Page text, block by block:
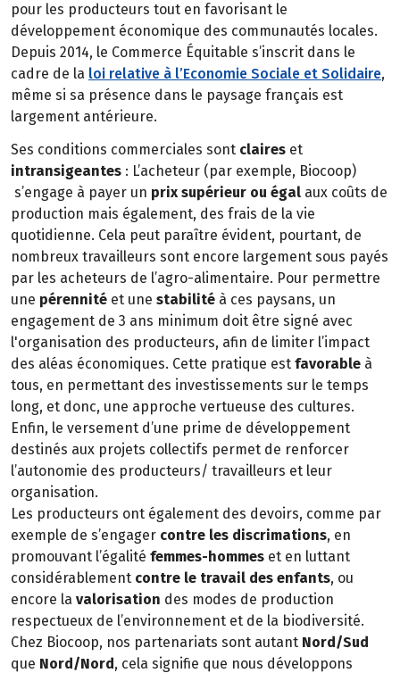
pour les producteurs tout en favorisant le
développement économique des communautés locales.
Depuis 2014, le Commerce Équitable s’inscrit dans le
cadre de la loi relative à l’Economie Sociale et Solidaire,
même si sa présence dans le paysage français est
largement antérieure.
Ses conditions commerciales sont claires et
intransigeantes : L’acheteur (par exemple, Biocoop)
s’engage à payer un prix supérieur ou égal aux coûts de
production mais également, des frais de la vie
quotidienne. Cela peut paraître évident, pourtant, de
nombreux travailleurs sont encore largement sous payés
par les acheteurs de l’agro-alimentaire. Pour permettre
une pérennité et une stabilité à ces paysans, un
engagement de 3 ans minimum doit être signé avec
l'organisation des producteurs, afin de limiter l’impact
des aléas économiques. Cette pratique est favorable à
tous, en permettant des investissements sur le temps
long, et donc, une approche vertueuse des cultures.
Enfin, le versement d’une prime de développement
destinés aux projets collectifs permet de renforcer
l’autonomie des producteurs/ travailleurs et leur
organisation.
Les producteurs ont également des devoirs, comme par
exemple de s’engager contre les discrimations, en
promouvant l’égalité femmes-hommes et en luttant
considérablement contre le travail des enfants, ou
encore la valorisation des modes de production
respectueux de l’environnement et de la biodiversité.
Chez Biocoop, nos partenariats sont autant Nord/Sud
que Nord/Nord, cela signifie que nous développons